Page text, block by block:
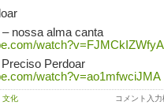
nossa alma canta
watch?v=FJMCkIZWfyA
Perdoar
watch?v=ao1mfwciJMA
文化 コメント入力